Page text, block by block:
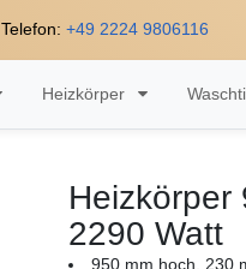
Telefon: +49 2224 9806116
Heizkörper
Heizkörper
2290 Watt
950 mm hoch, 230